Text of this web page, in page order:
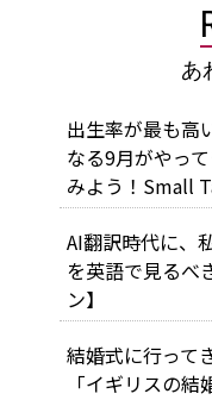
あ
出生率が最も高
なる9月がやっ
みよう！Small
AI翻訳時代に、
を英語で見るべ
ン】
結婚式に行って
「イギリスの結